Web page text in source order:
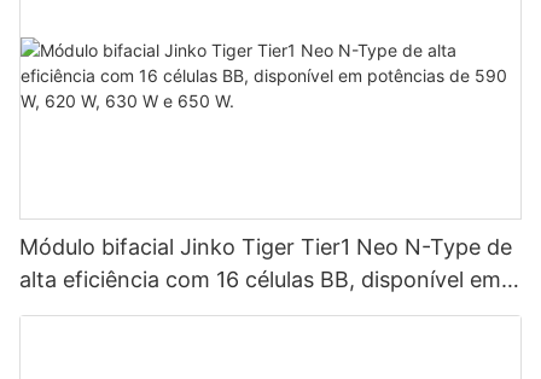
Módulo bifacial Jinko Tiger Tier1 Neo N-Type de
alta eficiência com 16 células BB, disponível em
potências de 590 W, 620 W, 630 W e 650 W.